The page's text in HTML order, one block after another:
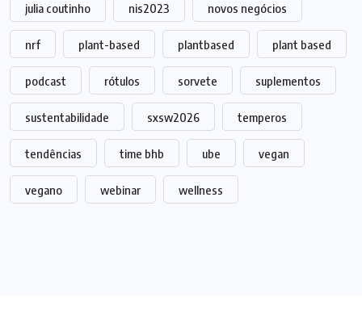
julia coutinho nis2023 novos negócios
nrf plant-based plantbased plant based
podcast rótulos sorvete suplementos
sustentabilidade sxsw2026 temperos
tendências time bhb ube vegan
vegano webinar wellness